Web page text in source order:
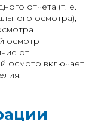
отчета (т. е.
осмотра),
осмотр
от
осмотр включает